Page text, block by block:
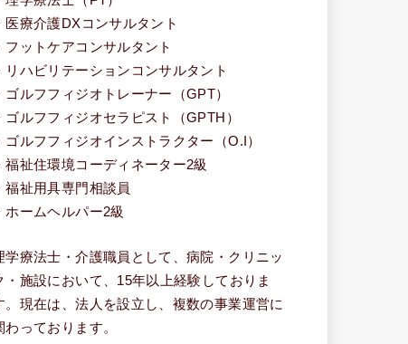
医療介護DXコンサルタント
フットケアコンサルタント
リハビリテーションコンサルタント
ゴルフフィジオトレーナー（GPT）
ゴルフフィジオセラピスト（GPTH）
ゴルフフィジオインストラクター（O.I）
福祉住環境コーディネーター2級
福祉用具専門相談員
ホームヘルパー2級
学療法士・介護職員として、病院・クリニッ
・施設において、15年以上経験しておりま
。現在は、法人を設立し、複数の事業運営に
わっております。